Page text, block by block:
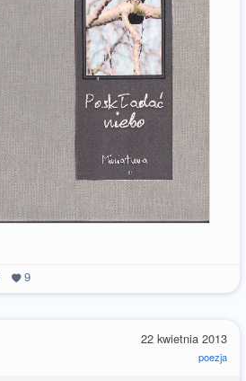
9
22 kwietnia 2013
poezja